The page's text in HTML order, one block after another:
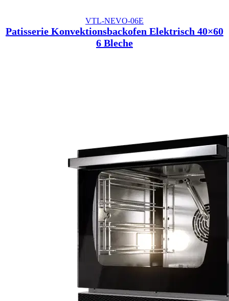
VTL-NEVO-06E
Patisserie Konvektionsbackofen Elektrisch 40×60
6 Bleche